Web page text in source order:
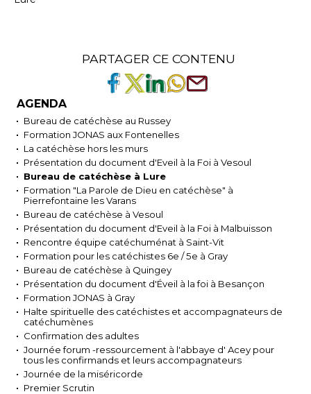
PARTAGER CE CONTENU
AGENDA
Bureau de catéchèse au Russey
Formation JONAS aux Fontenelles
La catéchèse hors les murs
Présentation du document d'Eveil à la Foi à Vesoul
Bureau de catéchèse à Lure
Formation "La Parole de Dieu en catéchèse" à
Pierrefontaine les Varans
Bureau de catéchèse à Vesoul
Présentation du document d'Eveil à la Foi à Malbuisson
Rencontre équipe catéchuménat à Saint-Vit
Formation pour les catéchistes 6e / 5e à Gray
Bureau de catéchèse à Quingey
Présentation du document d'Éveil à la foi à Besançon
Formation JONAS à Gray
Halte spirituelle des catéchistes et accompagnateurs de
catéchumènes
Confirmation des adultes
Journée forum -ressourcement à l'abbaye d' Acey pour
tous les confirmands et leurs accompagnateurs
Journée de la miséricorde
Premier Scrutin